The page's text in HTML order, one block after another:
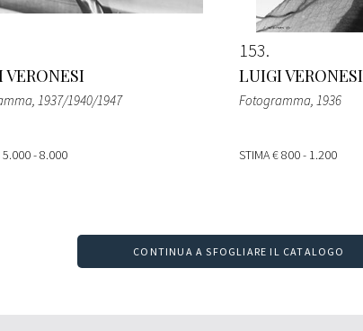
VERONESI
, 1937/1940/1947
5.000 - 8.000
153
LUIGI VERONESI
Fotogramma, 1936
STIMA€ 800 - 1.200
CONTINUA A SFOGLIARE IL CATALOGO